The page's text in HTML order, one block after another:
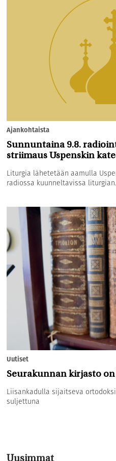
Ajankohtaista
Sunnuntaina 9.8.
striimaus Uspenskin
Liturgia lähetetään aamulla
radiossa kuunneltavissa
Uutiset
Seurakunnan kirjasto
Liisankadulla sijaitseva
suljettuna